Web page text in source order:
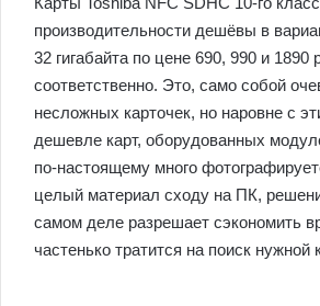
производительности дешёвы в
32 гигабайта по цене 690, 990 и 1890
соответственно. Это, само собой
несложных карточек, но наровне с
дешевле карт, оборудованных
по-настоящему много
целый материал сходу на ПК,
самом деле разрешает сэкономить
частенько тратится на поиск нужной